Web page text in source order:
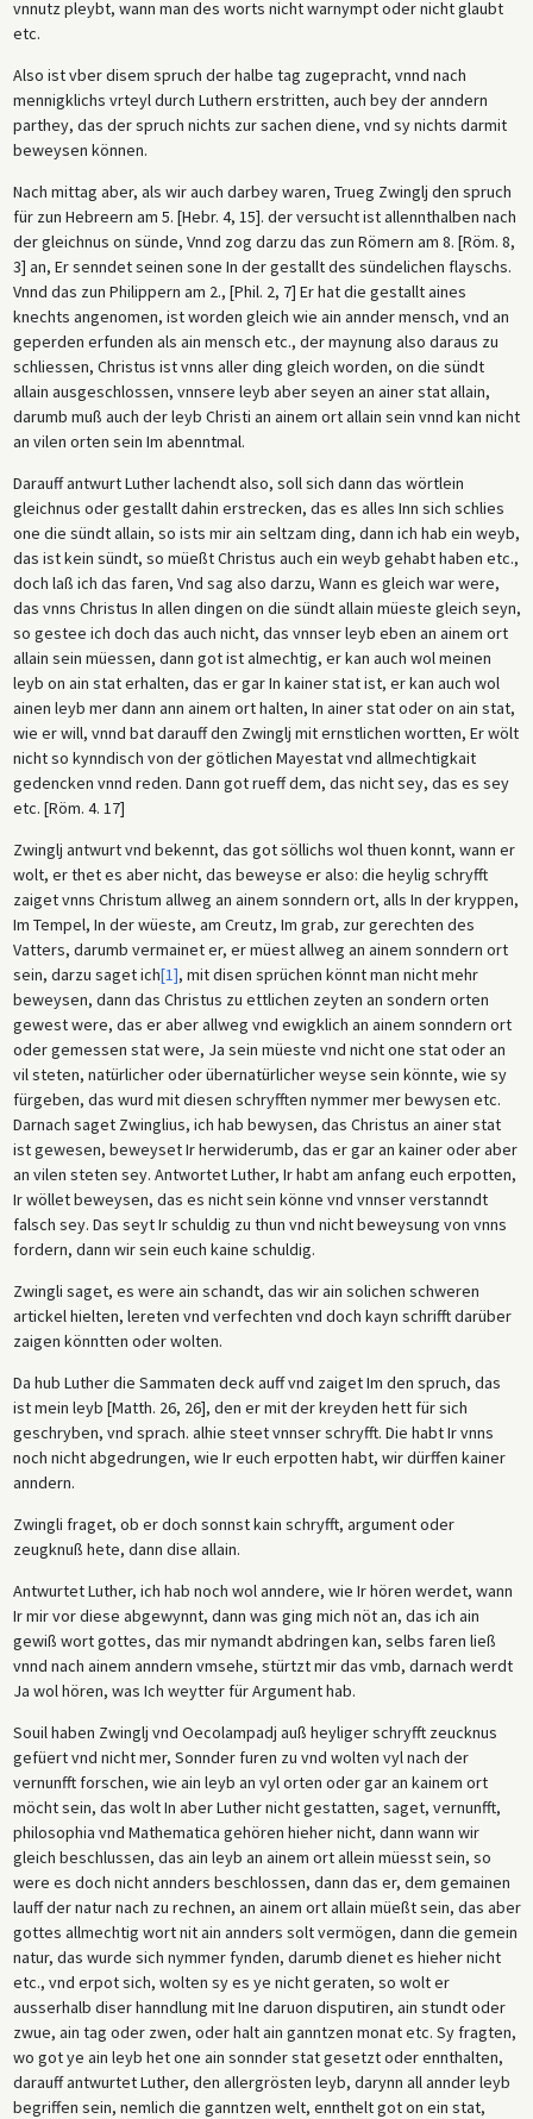
vnnutz pleybt, wann man des worts nicht warnympt oder nicht glaubt
etc.
Also ist vber disem spruch der halbe tag zugepracht, vnnd nach
mennigklichs vrteyl durch Luthern erstritten, auch bey der anndern
parthey, das der spruch nichts zur sachen diene, vnd sy nichts darmit
beweysen können.
Nach mittag aber, als wir auch darbey waren, Trueg Zwinglj den spruch
für zun Hebreern am 5. [Hebr. 4, 15]. der versucht ist allennthalben nach
der gleichnus on sünde, Vnnd zog darzu das zun Römern am 8. [Röm. 8,
3] an, Er senndet seinen sone In der gestallt des sündelichen flayschs.
Vnnd das zun Philippern am 2., [Phil. 2, 7] Er hat die gestallt aines
knechts angenomen, ist worden gleich wie ain annder mensch, vnd an
geperden erfunden als ain mensch etc., der maynung also daraus zu
schliessen, Christus ist vnns aller ding gleich worden, on die sündt
allain ausgeschlossen, vnnsere leyb aber seyen an ainer stat allain,
darumb muß auch der leyb Christi an ainem ort allain sein vnnd kan nicht
an vilen orten sein Im abenntmal.
Darauff antwurt Luther lachendt also, soll sich dann das wörtlein
gleichnus oder gestallt dahin erstrecken, das es alles Inn sich schlies
one die sündt allain, so ists mir ain seltzam ding, dann ich hab ein weyb,
das ist kein sündt, so müeßt Christus auch ein weyb gehabt haben etc.,
doch laß ich das faren, Vnd sag also darzu, Wann es gleich war were,
das vnns Christus In allen dingen on die sündt allain müeste gleich seyn,
so gestee ich doch das auch nicht, das vnnser leyb eben an ainem ort
allain sein müessen, dann got ist almechtig, er kan auch wol meinen
leyb on ain stat erhalten, das er gar In kainer stat ist, er kan auch wol
ainen leyb mer dann ann ainem ort halten, In ainer stat oder on ain stat,
wie er will, vnnd bat darauff den Zwinglj mit ernstlichen wortten, Er wölt
nicht so kynndisch von der götlichen Mayestat vnd allmechtigkait
gedencken vnnd reden. Dann got rueff dem, das nicht sey, das es sey
etc. [Röm. 4. 17]
Zwinglj antwurt vnd bekennt, das got söllichs wol thuen konnt, wann er
wolt, er thet es aber nicht, das beweyse er also: die heylig schryfft
zaiget vnns Christum allweg an ainem sonndern ort, alls In der kryppen,
Im Tempel, In der wüeste, am Creutz, Im grab, zur gerechten des
Vatters, darumb vermainet er, er müest allweg an ainem sonndern ort
sein, darzu saget ich[1], mit disen sprüchen könnt man nicht mehr
beweysen, dann das Christus zu ettlichen zeyten an sondern orten
gewest were, das er aber allweg vnd ewigklich an ainem sonndern ort
oder gemessen stat were, Ja sein müeste vnd nicht one stat oder an
vil steten, natürlicher oder übernatürlicher weyse sein könnte, wie sy
fürgeben, das wurd mit diesen schryfften nymmer mer bewysen etc.
Darnach saget Zwinglius, ich hab bewysen, das Christus an ainer stat
ist gewesen, beweyset Ir herwiderumb, das er gar an kainer oder aber
an vilen steten sey. Antwortet Luther, Ir habt am anfang euch erpotten,
Ir wöllet beweysen, das es nicht sein könne vnd vnnser verstanndt
falsch sey. Das seyt Ir schuldig zu thun vnd nicht beweysung von vnns
fordern, dann wir sein euch kaine schuldig.
Zwingli saget, es were ain schandt, das wir ain solichen schweren
artickel hielten, lereten vnd verfechten vnd doch kayn schrifft darüber
zaigen könntten oder wolten.
Da hub Luther die Sammaten deck auff vnd zaiget Im den spruch, das
ist mein leyb [Matth. 26, 26], den er mit der kreyden hett für sich
geschryben, vnd sprach. alhie steet vnnser schryfft. Die habt Ir vnns
noch nicht abgedrungen, wie Ir euch erpotten habt, wir dürffen kainer
anndern.
Zwingli fraget, ob er doch sonnst kain schryfft, argument oder
zeugknuß hete, dann dise allain.
Antwurtet Luther, ich hab noch wol anndere, wie Ir hören werdet, wann
Ir mir vor diese abgewynnt, dann was ging mich nöt an, das ich ain
gewiß wort gottes, das mir nymandt abdringen kan, selbs faren ließ
vnnd nach ainem anndern vmsehe, stürtzt mir das vmb, darnach werdt
Ja wol hören, was Ich weytter für Argument hab.
Souil haben Zwinglj vnd Oecolampadj auß heyliger schryfft zeucknus
gefüert vnd nicht mer, Sonnder furen zu vnd wolten vyl nach der
vernunfft forschen, wie ain leyb an vyl orten oder gar an kainem ort
möcht sein, das wolt In aber Luther nicht gestatten, saget, vernunfft,
philosophia vnd Mathematica gehören hieher nicht, dann wann wir
gleich beschlussen, das ain leyb an ainem ort allein müesst sein, so
were es doch nicht annders beschlossen, dann das er, dem gemainen
lauff der natur nach zu rechnen, an ainem ort allain müeßt sein, das aber
gottes allmechtig wort nit ain annders solt vermögen, dann die gemein
natur, das wurde sich nymmer fynden, darumb dienet es hieher nicht
etc., vnd erpot sich, wolten sy es ye nicht geraten, so wolt er
ausserhalb diser hanndlung mit Ine daruon disputiren, ain stundt oder
zwue, ain tag oder zwen, oder halt ain ganntzen monat etc. Sy fragten,
wo got ye ain leyb het one ain sonnder stat gesetzt oder ennthalten,
darauff antwurtet Luther, den allergrösten leyb, darynn all annder leyb
begriffen sein, nemlich die ganntzen welt, ennthelt got on ein stat,